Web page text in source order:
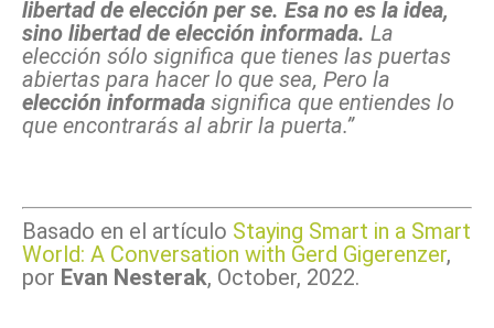
libertad de elección per se. Esa no es la idea,
sino libertad de elección informada. La
elección sólo significa que tienes las puertas
abiertas para hacer lo que sea, Pero la
elección informada significa que entiendes lo
que encontrarás al abrir la puerta.”
Basado en el artículo Staying Smart in a Smart
World: A Conversation with Gerd Gigerenzer,
por Evan Nesterak, October, 2022.